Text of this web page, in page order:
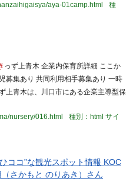
aya-01camp.html
種
っず上青木 企業内保育所詳細 ここか
募集あり 共同利用相手募集あり 一時
上青木は、川口市にある企業主導型保
nursery/016.html
種別：html サイ
ココ”な観光スポット情報 KOC
さかもと のりあき）さん